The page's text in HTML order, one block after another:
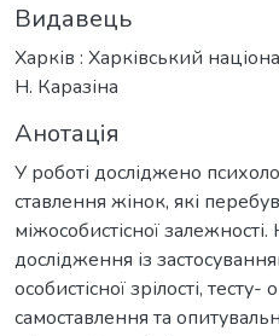
Видавець
Харків : Харківський
Н. Каразіна
Анотація
У роботі досліджено
ставлення жінок, які
міжособистісної
дослідження із
особистісної зрілості,
самоставлення та